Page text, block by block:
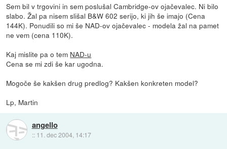
Sem bil v trgovini in sem poslušal Cambridge-ov ojačevalec. Ni bilo
slabo. Žal pa nisem slišal B&W 602 serijo, ki jih še imajo (Cena
144K). Ponudili so mi še NAD-ov ojačevalec - modela žal na pamet
ne vem (cena 110K).
Kaj mislite pa o tem NAD-u
Cena se mi zdi še kar ugodna.
Mogoče še kakšen drug predlog? Kakšen konkreten model?
Lp, Martin
angello
:: 11. dec 2004, 14:17